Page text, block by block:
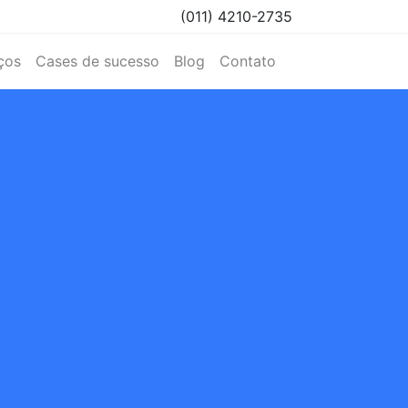
(011) 4210-2735
Cases de sucesso Blog Contato